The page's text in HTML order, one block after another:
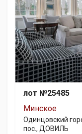
лот №25485
Минское
Одинцовский
пос., ДОВИЛЬ